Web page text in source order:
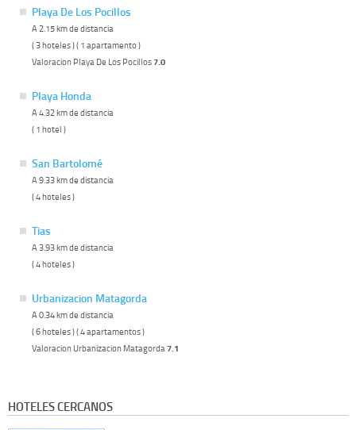
Playa De Los Pocillos
A 2.15 km de distancia
( 3 hoteles ) ( 1 apartamento )
Valoracion Playa De Los Pocillos7.0
Playa Honda
A 4.32 km de distancia
( 1 hotel )
San Bartolomé
A 9.33 km de distancia
( 4 hoteles )
Tias
A 3.93 km de distancia
( 4 hoteles )
Urbanizacion Matagorda
A 0.34 km de distancia
( 6 hoteles ) ( 4 apartamentos )
Valoracion Urbanizacion Matagorda7.1
HOTELES CERCANOS